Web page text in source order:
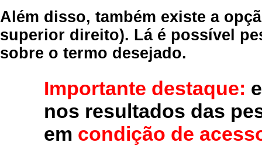
Além disso, também existe a
superior direito). Lá é possível
sobre o termo desejado.
Importante destaque:
nos resultados das
em condição de